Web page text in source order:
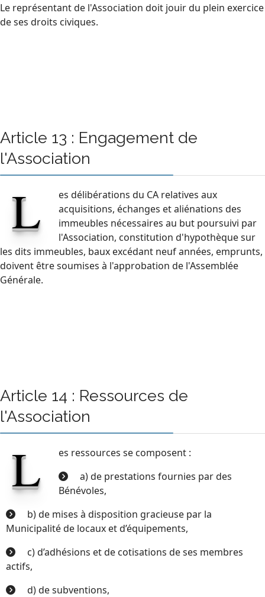
Le représentant de l'Association doit jouir du plein exercice
de ses droits civiques.
Article 13 : Engagement de
l'Association
L
es délibérations du CA relatives aux
acquisitions, échanges et aliénations des
immeubles nécessaires au but poursuivi par
l'Association, constitution d'hypothèque sur
les dits immeubles, baux excédant neuf années, emprunts,
doivent être soumises à l'approbation de l'Assemblée
Générale.
Article 14 : Ressources de
l'Association
L
es ressources se composent :
a) de prestations fournies par des
Bénévoles,
b) de mises à disposition gracieuse par la
Municipalité de locaux et d’équipements,
c) d’adhésions et de cotisations de ses membres
actifs,
d) de subventions,